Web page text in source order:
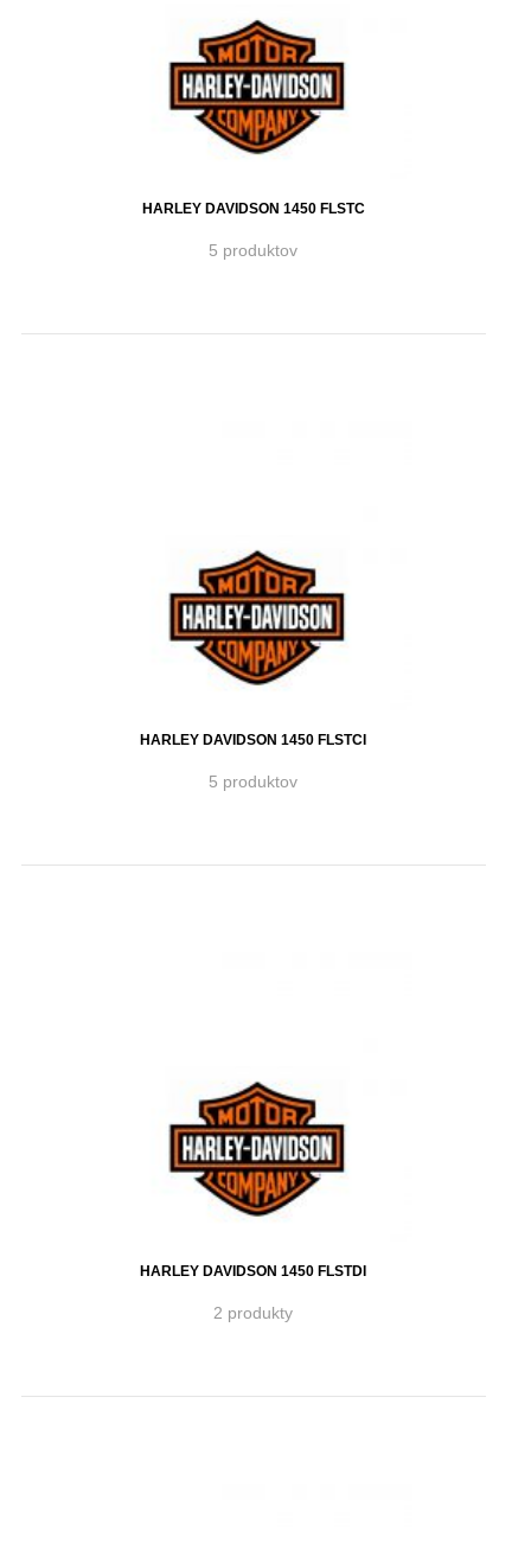
HARLEY DAVIDSON 1450 FLSTC
5 produktov
HARLEY DAVIDSON 1450 FLSTCI
5 produktov
HARLEY DAVIDSON 1450 FLSTDI
2 produkty